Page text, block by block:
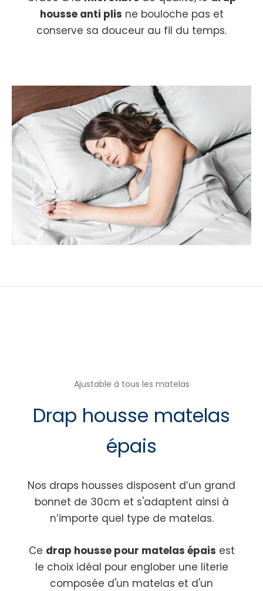
housse anti plis ne bouloche pas et
conserve sa douceur au fil du temps.
Ajustable à tous les matelas
Drap housse matelas
épais
Nos draps housses disposent d’un grand
bonnet de 30cm et s'adaptent ainsi à
n’importe quel type de matelas.
Ce drap housse pour matelas épais est
le choix idéal pour englober une literie
composée d'un matelas et d'un